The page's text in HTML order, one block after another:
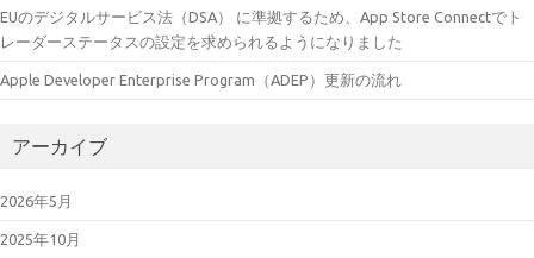
EUのデジタルサービス法（DSA） に準拠するため、App Store Connectでト
レーダーステータスの設定を求められるようになりました
Apple Developer Enterprise Program（ADEP）更新の流れ
アーカイブ
2026年5月
2025年10月